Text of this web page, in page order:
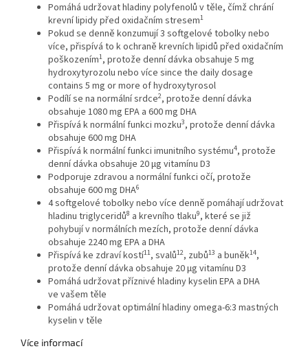
Pomáhá udržovat hladiny polyfenolů v těle, čímž chrání
krevní lipidy před oxidačním stresem1
Pokud se denně konzumují 3 softgelové tobolky nebo
více, přispívá to k ochraně krevních lipidů před oxidačním
poškozením1, protože denní dávka obsahuje 5 mg
hydroxytyrozolu nebo více since the daily dosage
contains 5 mg or more of hydroxytyrosol
Podílí se na normální srdce2, protože denní dávka
obsahuje 1080 mg EPA a 600 mg DHA
Přispívá k normální funkci mozku3, protože denní dávka
obsahuje 600 mg DHA
Přispívá k normální funkci imunitního systému4, protože
denní dávka obsahuje 20 µg vitamínu D3
Podporuje zdravou a normální funkci očí, protože
obsahuje 600 mg DHA6
4 softgelové tobolky nebo více denně pomáhají udržovat
hladinu triglyceridů8 a krevního tlaku9, které se již
pohybují v normálních mezích, protože denní dávka
obsahuje 2240 mg EPA a DHA
Přispívá ke zdraví kostí11, svalů12, zubů13 a buněk14,
protože denní dávka obsahuje 20 μg vitamínu D3
Pomáhá udržovat příznivé hladiny kyselin EPA a DHA
ve vašem těle
Pomáhá udržovat optimální hladiny omega-6:3 mastných
kyselin v těle
Více informací